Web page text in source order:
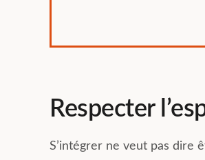
Respecter
S’intégrer ne veut pas dire